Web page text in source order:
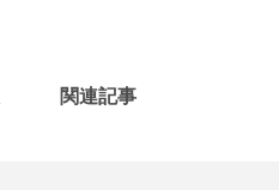
関連記事